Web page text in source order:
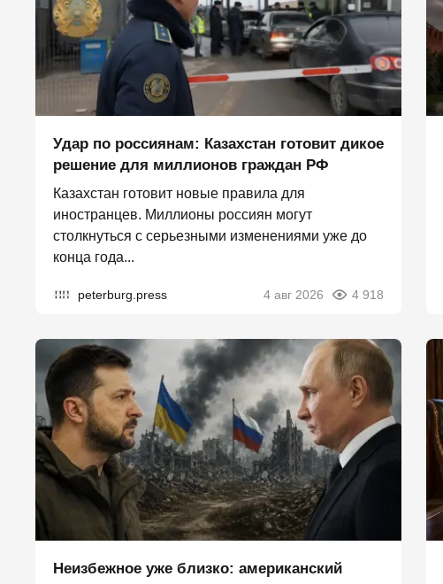
Удар по россиянам: Казахстан готовит дикое
решение для миллионов граждан РФ
Казахстан готовит новые правила для
иностранцев. Миллионы россиян могут
столкнуться с серьезными изменениями уже до
конца года...
peterburg.press 4 авг 2026 4 918
Неизбежное уже близко: американский